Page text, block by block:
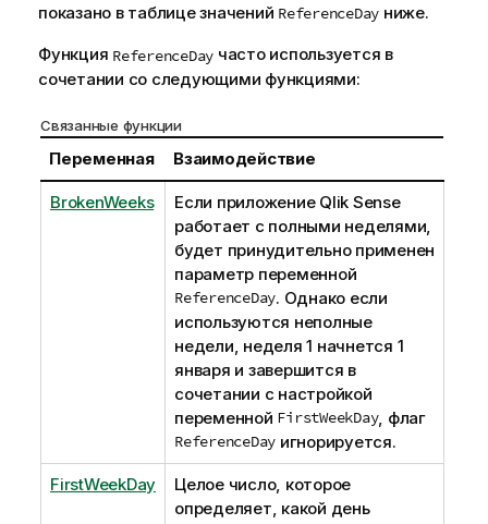
показано в таблице значений ReferenceDay ниже.
Функция ReferenceDay часто используется в
сочетании со следующими функциями:
Связанные функции
Переменная Взаимодействие
BrokenWeeks Если приложение Qlik Sense
работает с полными неделями,
будет принудительно применен
параметр переменной
ReferenceDay. Однако если
используются неполные
недели, неделя 1 начнется 1
января и завершится в
сочетании с настройкой
переменной FirstWeekDay, флаг
ReferenceDay игнорируется.
FirstWeekDay
Целое число, которое
определяет, какой день